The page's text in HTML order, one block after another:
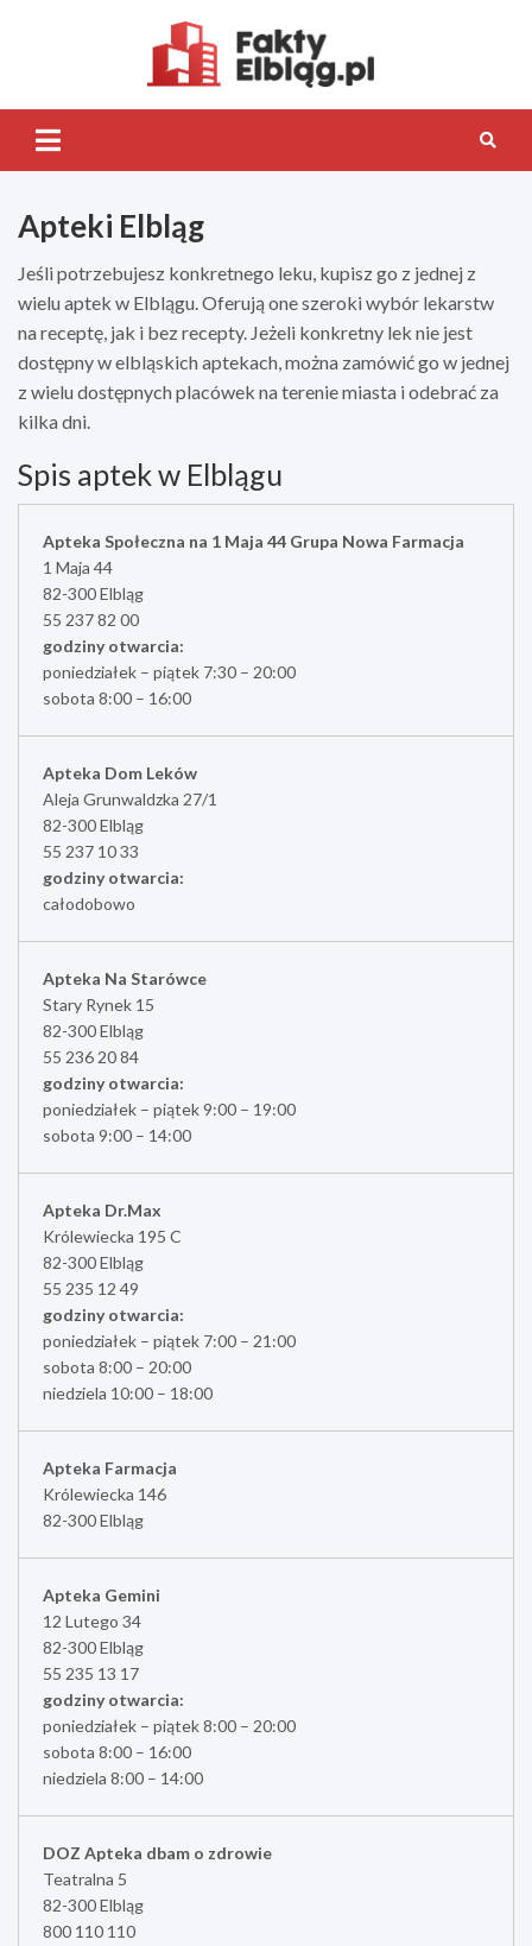
Apteki Elbląg
Jeśli potrzebujesz konkretnego leku, kupisz go z jednej z
wielu aptek w Elblągu. Oferują one szeroki wybór lekarstw
na receptę, jak i bez recepty. Jeżeli konkretny lek nie jest
dostępny w elbląskich aptekach, można zamówić go w jednej
z wielu dostępnych placówek na terenie miasta i odebrać za
kilka dni.
Spis aptek w Elblągu
Apteka Społeczna na 1 Maja 44 Grupa Nowa Farmacja
1 Maja 44
82-300 Elbląg
55 237 82 00
godziny otwarcia:
poniedziałek – piątek 7:30 – 20:00
sobota 8:00 – 16:00
Apteka Dom Leków
Aleja Grunwaldzka 27/1
82-300 Elbląg
55 237 10 33
godziny otwarcia:
całodobowo
Apteka Na Starówce
Stary Rynek 15
82-300 Elbląg
55 236 20 84
godziny otwarcia:
poniedziałek – piątek 9:00 – 19:00
sobota 9:00 – 14:00
Apteka Dr.Max
Królewiecka 195 C
82-300 Elbląg
55 235 12 49
godziny otwarcia:
poniedziałek – piątek 7:00 – 21:00
sobota 8:00 – 20:00
niedziela 10:00 – 18:00
Apteka Farmacja
Królewiecka 146
82-300 Elbląg
Apteka Gemini
12 Lutego 34
82-300 Elbląg
55 235 13 17
godziny otwarcia:
poniedziałek – piątek 8:00 – 20:00
sobota 8:00 – 16:00
niedziela 8:00 – 14:00
DOZ Apteka dbam o zdrowie
Teatralna 5
82-300 Elbląg
800 110 110